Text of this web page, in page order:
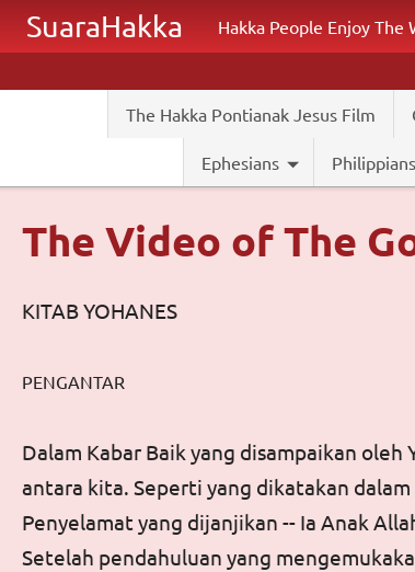
Skip to main content
SuaraHakka Hakka People Enjoy The
The Hakka Pontianak Jesus Film
Ephesians Philippians
The Video of The
KITAB YOHANES
PENGANTAR
Dalam Kabar Baik yang disampaikan oleh
antara kita. Seperti yang dikatakan dalam
Penyelamat yang dijanjikan -- Ia Anak
Setelah pendahuluan yang